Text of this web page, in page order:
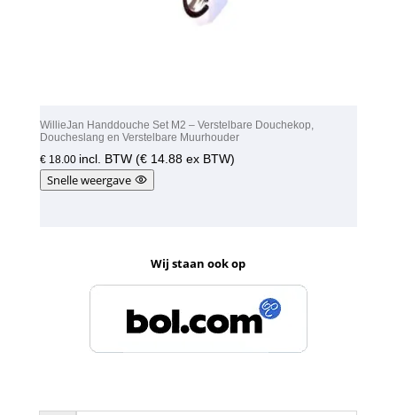
WillieJan Handdouche Set M2 – Verstelbare Douchekop,
Doucheslang en Verstelbare Muurhouder
€18.00 incl. BTW (€14.88ex BTW)
Snelle weergave
Wij staan ook op